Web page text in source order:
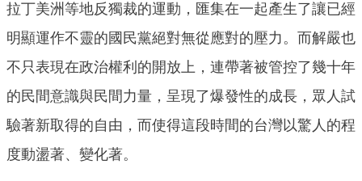
拉丁美洲等地反獨裁的運動，匯集在一起產生了讓已經
明顯運作不靈的國民黨絕對無從應對的壓力。而解嚴也
不只表現在政治權利的開放上，連帶著被管控了幾十年
的民間意識與民間力量，呈現了爆發性的成長，眾人試
驗著新取得的自由，而使得這段時間的台灣以驚人的程
度動盪著、變化著。